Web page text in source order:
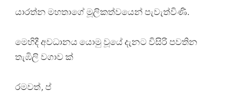
යාරත්න මහතාගේ මූලිකත්වයෙන් පැවැත්විණි.
මෙහිදී අවධානය යොමු වූයේ දැනට විසිරි පවතින
තැඹිලි වගාව ක්
රමවත්, ප්